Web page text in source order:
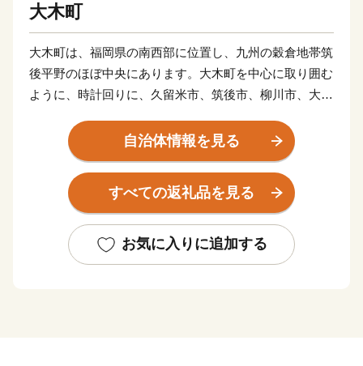
大木町
大木町は、福岡県の南西部に位置し、九州の穀倉地帯筑
後平野のほぼ中央にあります。大木町を中心に取り囲む
ように、時計回りに、久留米市、筑後市、柳川市、大川
福岡市から西鉄天神大牟田線を利用すると約1時間、車
で九州自動車道（八女インターチェンジ）を利用すると
約50分の距離にあります。
温暖多雨の穏やかな気候にくわえて、町全体が標高4〜5
す。また、町の総面積の約14％を占める堀（クリーク）
が、町全域を縦横無尽に張り巡らしており、その歴史は
自治体情報を見る
すべての返礼品を見る
お気に入りに追加する